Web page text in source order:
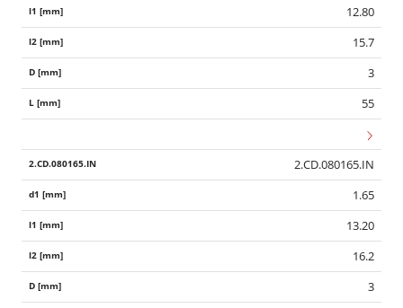
12.80
15.7
3
55
2.CD.080165.IN
1.65
13.20
16.2
3